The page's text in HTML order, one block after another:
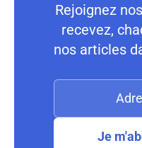
Rejoignez
recevez,
nos articles
Je